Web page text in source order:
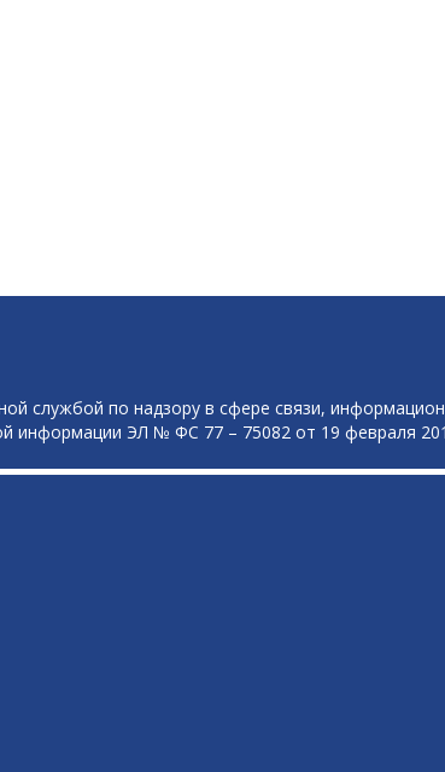
службой по надзору в сфере связи,
информации ЭЛ № ФС 77 – 75082 от 19 февраля